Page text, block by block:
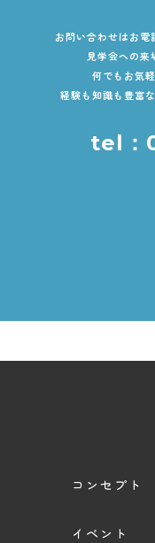
お問い合わせはお電
見学会への来
何でもお気
経験も知識も豊富
tel：
コンセプト
イベント